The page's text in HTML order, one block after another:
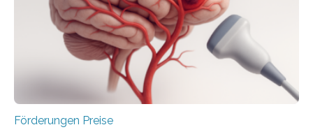
Innovationskompetenz INNO-KOM. Auf dem
Innovationstag Mittelstand 2025 am 5. Juni 2025 in
Berlin überbrachte das Bundesministerium für
Wirtschaft und Energie eine gute Nachricht:
Überplanmäßige Verpflichtungsermächtigungen in
Förderungen Preise